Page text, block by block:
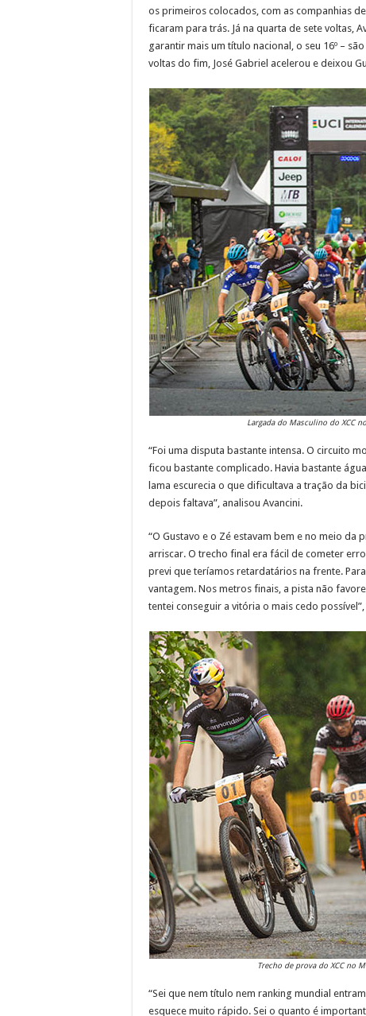
os primeiros colocados, com as companhias
ficaram para trás. Já na quarta de sete voltas,
garantir mais um título nacional, o seu 16º –
voltas do fim, José Gabriel acelerou e deixou
Largada do Masculino do XCC
“Foi uma disputa bastante intensa. O circuito
ficou bastante complicado. Havia bastante
lama escurecia o que dificultava a tração da
depois faltava”, analisou Avancini.
“O Gustavo e o Zé estavam bem e no meio
arriscar. O trecho final era fácil de cometer
previ que teríamos retardatários na frente.
vantagem. Nos metros finais, a pista não
tentei conseguir a vitória o mais cedo
Trecho de prova do XCC no
“Sei que nem título nem ranking mundial
esquece muito rápido. Sei o quanto é